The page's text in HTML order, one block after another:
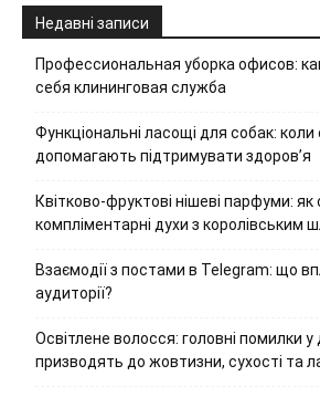
Недавні записи
Профессиональная уборка офисов:
себя клининговая служба
Функціональні ласощі для собак:
допомагають підтримувати здоров’я
Квітково-фруктові нішеві парфуми: як
компліментарні духи з королівським
Взаємодії з постами в Telegram: що
аудиторії?
Освітлене волосся: головні помилки у
призводять до жовтизни, сухості та